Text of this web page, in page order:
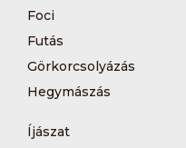
Foci
Futás
Görkorcsolyázás
Hegymászás
Íjászat